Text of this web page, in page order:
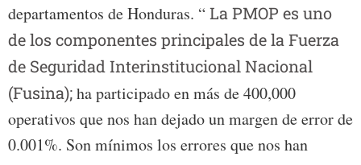
departamentos de Honduras. “La PMOP es uno
de los componentes principales de la Fuerza
de Seguridad Interinstitucional Nacional
(Fusina);ha participado en más de 400,000
operativos que nos han dejado un margen de error de
0.001%. Son mínimos los errores que nos han